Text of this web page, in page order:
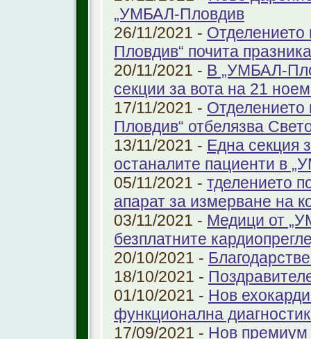
„УМБАЛ-Пловдив
26/11/2021 -
Пловдив“ почита
20/11/2021 - В „УМБАЛ-
секции за вота на 21
17/11/2021 -
Пловдив“ отбелязва
13/11/2021 - Една секция
останалите пациенти в
05/11/2021 - тделението
апарат за измерване на
03/11/2021 - Медици от
безплатните
20/10/2021 -
18/10/2021 -
01/10/2021 - Нов
функционална
17/09/2021 - Нов премиум